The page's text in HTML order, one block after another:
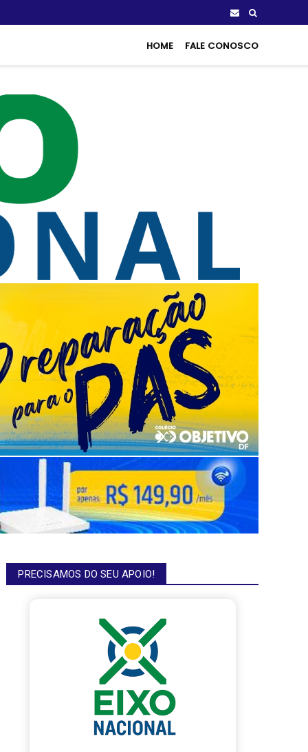
HOME FALE CONOSCO
PRECISAMOS DO SEU APOIO!